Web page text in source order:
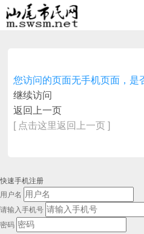
您访问的页面无手机页面，是
继续访问
返回上一页
[ 点击这里返回上一页 ]
快速手机注册
用户名
请输入手机号
密码